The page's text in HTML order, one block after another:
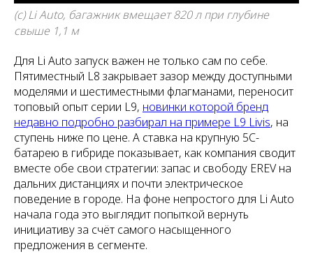
(c) Li Auto, багажник вмещает 820 л при глубине
свыше 1,1 м
Для Li Auto запуск важен не только сам по себе.
Пятиместный L8 закрывает зазор между доступными
моделями и шестиместными флагманами, переносит
топовый опыт серии L9, новинки которой бренд
недавно подробно разбирал на примере L9 Livis, на
ступень ниже по цене. А ставка на крупную 5C-
батарею в гибриде показывает, как компания сводит
вместе обе свои стратегии: запас и свободу EREV на
дальних дистанциях и почти электрическое
поведение в городе. На фоне непростого для Li Auto
начала года это выглядит попыткой вернуть
инициативу за счёт самого насыщенного
предложения в сегменте.